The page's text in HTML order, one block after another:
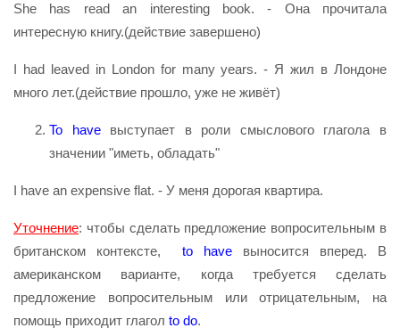
She has read an interesting book. - Она прочитала
интересную книгу.(действие завершено)
I had leaved in London for many years. - Я жил в Лондоне
много лет.(действие прошло, уже не живёт)
To haveвыступает в роли смыслового глагола в
значении "иметь, обладать"
I have an expensive flat. - У меня дорогая квартира.
Уточнение: чтобы сделать предложение вопросительным в
британском контексте, to have выносится вперед. В
американском варианте, когда требуется сделать
предложение вопросительным или отрицательным, на
помощь приходит глагол to do.